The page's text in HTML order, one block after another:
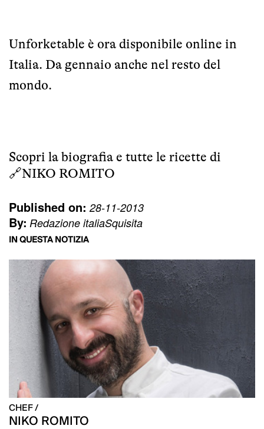
Unforketable è ora disponibile online in
Italia. Da gennaio anche nel resto del
mondo.
Scopri la biografia e tutte le ricette di
🔗NIKO ROMITO
Published on: 28-11-2013
By: Redazione italiaSquisita
IN QUESTA NOTIZIA
CHEF /
NIKO ROMITO